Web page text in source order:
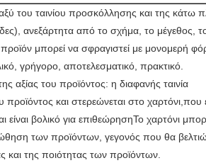
του ταινίου προσκόλλησης και της κάτω
ανεξάρτητα από το σχήμα, το μέγεθος,
μπορεί να σφραγιστεί με μονομερή
γρήγορο, αποτελεσματικό, πρακτικό.
αξίας του προϊόντος: η διαφανής ταινία
και στερεώνεται στο χαρτόνι,που
είναι βολικό για επιθεώρησηΤο χαρτόνι
των προϊόντων, γεγονός που θα
και της ποιότητας των προϊόντων.